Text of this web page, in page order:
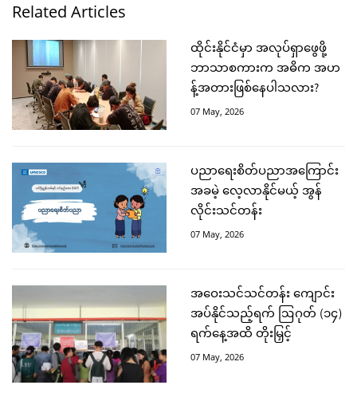
Related Articles
ထိုင်းနိုင်ငံမှာ အလုပ်ရှာဖွေဖို့
ဘာသာစကားက အဓိက အဟ
န့်အတားဖြစ်နေပါသလား?
07 May, 2026
ပညာရေးစိတ်ပညာအကြောင်း
အခမဲ့ လေ့လာနိုင်မယ့် အွန်
လိုင်းသင်တန်း
07 May, 2026
အဝေးသင်သင်တန်း ကျောင်း
အပ်နိုင်သည့်ရက် ဩဂုတ် (၁၄)
ရက်နေ့အထိ တိုးမြှင့်
07 May, 2026